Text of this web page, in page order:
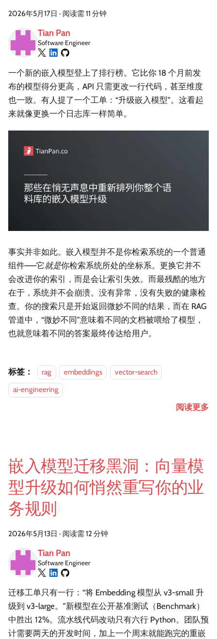
2026年5月17日 · 阅读需 11 分钟
Tian Pan
Software Engineer
一个新的嵌入模型登上了排行榜。它比你 18 个月前发
布的模型得分更高，API 只需更改一行代码，甚至维度
也一致。有人提了一个工单：“升级嵌入模型”。这看起
来就像更换一个日志库一样简单。
事实并非如此。嵌入模型并不是你检索系统的一个普通
组件——它就是你检索系统所处的坐标系。更换它并不
会改进你的索引，而是会让索引失效。而最残酷的地方
在于，系统并不会崩溃。没有异常，没有失败的健康检
查。你的搜索只是开始返回微妙不同的结果，而在 RAG
管道中，“微妙不同”意味着不同的文档被喂给了模型，
也就意味着不同的答案最终传达给用户。
标签： rag embeddings
vector-search
ai-engineering
阅读更多
嵌入模型迁移黑洞：向量模
型升级如何悄然重写你的业
务规则
2026年5月13日 · 阅读需 12 分钟
Tian Pan
Software Engineer
迁移工单只有一行：“将 Embedding 模型从 v3-small 升
级到 v3-large。”新模型在公开基准测试（Benchmark）
中胜出 12%。流水线代码改动只有六行 Python。团队预
计需要两天的开发时间，加上一个周末就能跑完的重嵌